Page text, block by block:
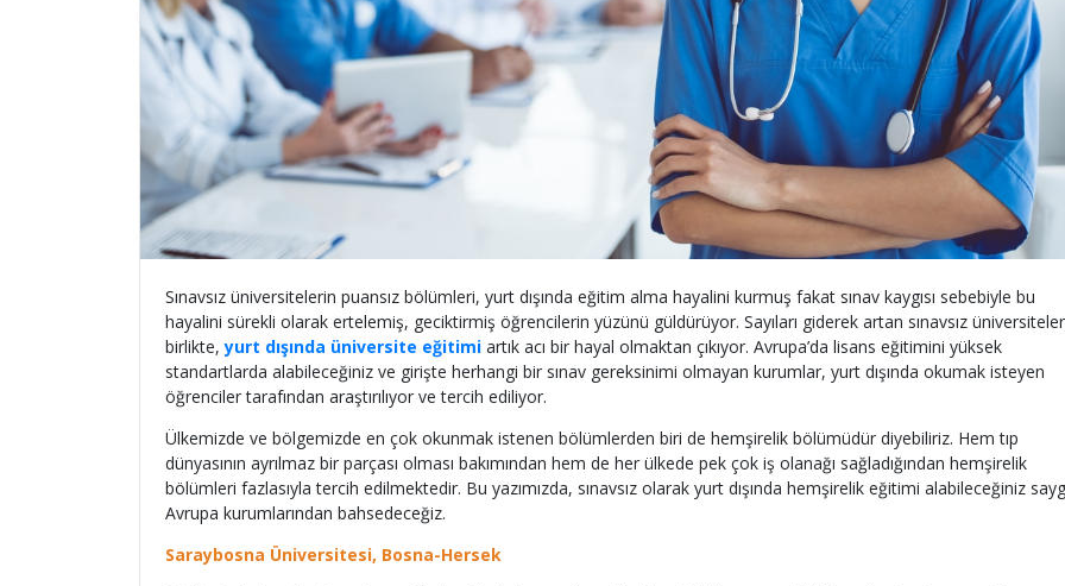
Sınavsız üniversitelerin puansız bölümleri, yurt dışında eğitim alma hayalini kurmuş fakat sınav kaygısı sebebiyle bu
hayalini sürekli olarak ertelemiş, geciktirmiş öğrencilerin yüzünü güldürüyor. Sayıları giderek artan sınavsız
birlikte,yurt dışında üniversite eğitimi artık acı bir hayal olmaktan çıkıyor. Avrupa’da lisans eğitimini yüksek
standartlarda alabileceğiniz ve girişte herhangi bir sınav gereksinimi olmayan kurumlar, yurt dışında okumak isteyen
öğrenciler tarafından araştırılıyor ve tercih ediliyor.
Ülkemizde ve bölgemizde en çok okunmak istenen bölümlerden biri de hemşirelik bölümüdür diyebiliriz. Hem tıp
dünyasının ayrılmaz bir parçası olması bakımından hem de her ülkede pek çok iş olanağı sağladığından hemşirelik
bölümleri fazlasıyla tercih edilmektedir. Bu yazımızda, sınavsız olarak yurt dışında hemşirelik eğitimi alabileceğiniz
Avrupa kurumlarından bahsedeceğiz.
Saraybosna Üniversitesi, Bosna-Hersek